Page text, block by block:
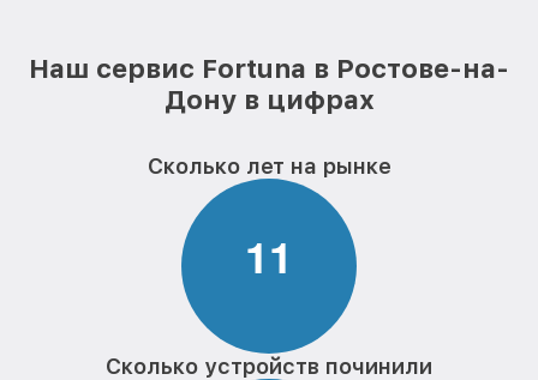
Наш сервис Fortuna в Ростове-на-
Дону в цифрах
Сколько лет на рынке
11
Сколько устройств починили